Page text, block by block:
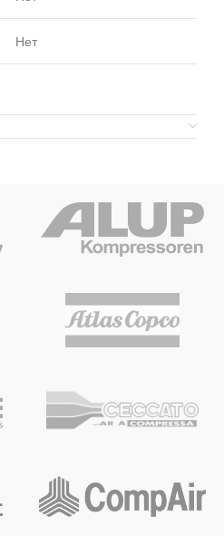
Нет